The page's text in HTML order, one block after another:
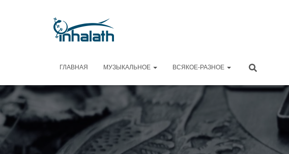
ГЛАВНАЯ МУЗЫКАЛЬНОЕ ВСЯКОЕ-РАЗНОЕ